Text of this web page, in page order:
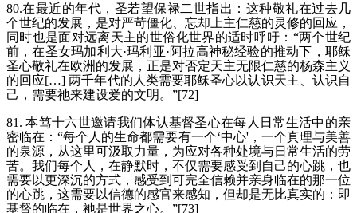
80.在最近的年代，圣若望保禄二世指出：这种敬礼在过去几
个世纪的发展，是对严苛僵化、忘却上主仁慈的灵修的回应，
同时也是面对远离天主的世俗化世界的适时呼吁：“两个世纪
前，在圣女玛加利大·玛利亚·阿拉高神秘经验的推动下，耶稣
圣心敬礼在欧洲的发展，正是对否定天主无限仁慈的杨森主义
的回应[…] 两千年代的人类需要耶稣圣心以认识天主、认识自
己，需要祂来建设爱的文明。”[72]
81. 本笃十六世邀请我们体认基督圣心在每人日常生活中的亲
密临在：“每个人的生命都需要有一个‘中心'，一个真理与美善
的泉源，从这里可汲取力量，为应对各种处境与日常生活的劳
苦。我们每个人，在静默时，不仅需要感受到自己的心跳，也
需要以更深沉的方式，感受到可完全信赖并亲身临在的那一位
的心跳，这需要以信德的感官来感知，但却是无比真实的：即
基督的临在，祂是世界之心。”[73]